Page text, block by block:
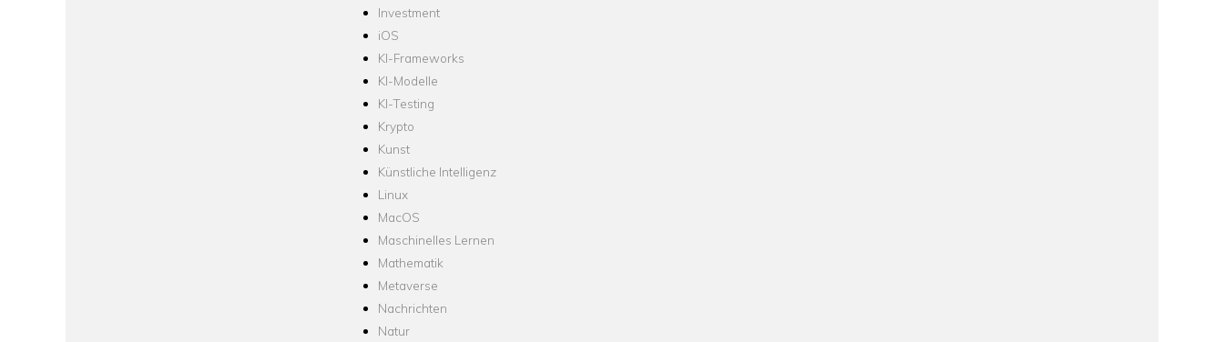
Investment
iOS
KI-Frameworks
KI-Modelle
KI-Testing
Krypto
Kunst
Künstliche Intelligenz
Linux
MacOS
Maschinelles Lernen
Mathematik
Metaverse
Nachrichten
Natur